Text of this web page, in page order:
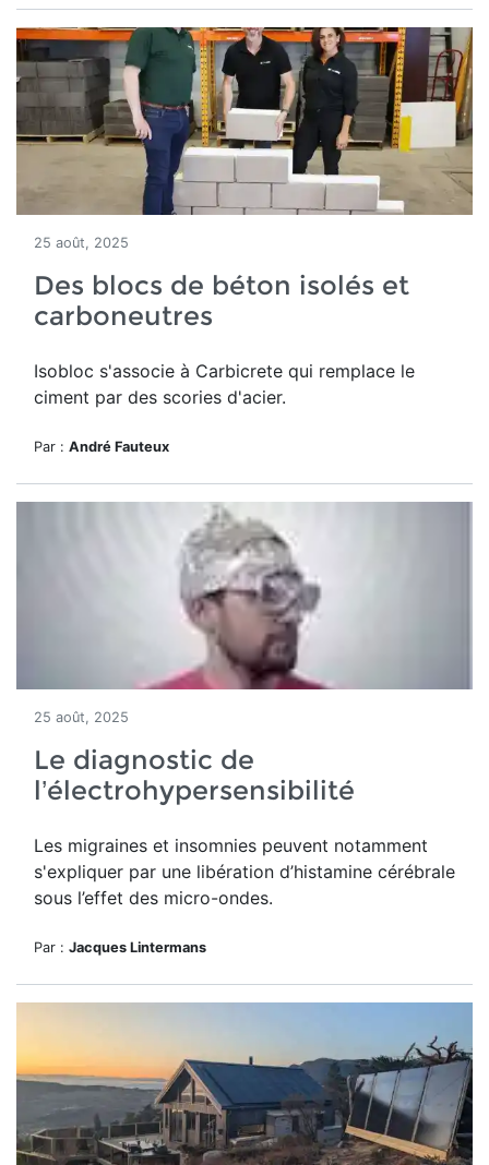
25 août, 2025
Des blocs de béton isolés et
carboneutres
Isobloc s'associe à Carbicrete qui remplace le
ciment par des scories d'acier.
Par : André Fauteux
25 août, 2025
Le diagnostic de
l’électrohypersensibilité
Les migraines et insomnies peuvent notamment
s'expliquer par une libération d’histamine cérébrale
sous l’effet des micro-ondes.
Par : Jacques Lintermans